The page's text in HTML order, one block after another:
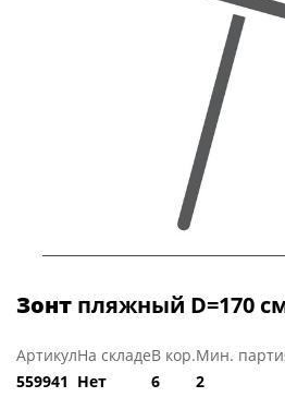
Зонт пляжный D=170
Артикул
559941
На складе
Нет
В кор.
6
Мин.
2